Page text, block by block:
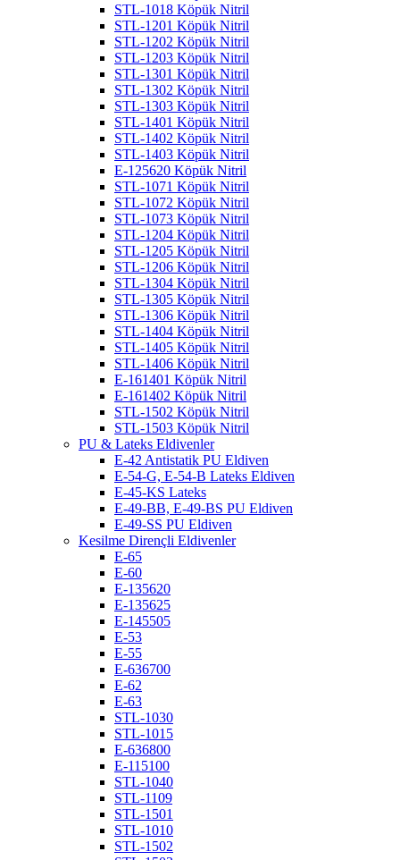
STL-1018 Köpük Nitril
STL-1201 Köpük Nitril
STL-1202 Köpük Nitril
STL-1203 Köpük Nitril
STL-1301 Köpük Nitril
STL-1302 Köpük Nitril
STL-1303 Köpük Nitril
STL-1401 Köpük Nitril
STL-1402 Köpük Nitril
STL-1403 Köpük Nitril
E-125620 Köpük Nitril
STL-1071 Köpük Nitril
STL-1072 Köpük Nitril
STL-1073 Köpük Nitril
STL-1204 Köpük Nitril
STL-1205 Köpük Nitril
STL-1206 Köpük Nitril
STL-1304 Köpük Nitril
STL-1305 Köpük Nitril
STL-1306 Köpük Nitril
STL-1404 Köpük Nitril
STL-1405 Köpük Nitril
STL-1406 Köpük Nitril
E-161401 Köpük Nitril
E-161402 Köpük Nitril
STL-1502 Köpük Nitril
STL-1503 Köpük Nitril
PU & Lateks Eldivenler
E-42 Antistatik PU Eldiven
E-54-G, E-54-B Lateks Eldiven
E-45-KS Lateks
E-49-BB, E-49-BS PU Eldiven
E-49-SS PU Eldiven
Kesilme Dirençli Eldivenler
E-65
E-60
E-135620
E-135625
E-145505
E-53
E-55
E-636700
E-62
E-63
STL-1030
STL-1015
E-636800
E-115100
STL-1040
STL-1109
STL-1501
STL-1010
STL-1502